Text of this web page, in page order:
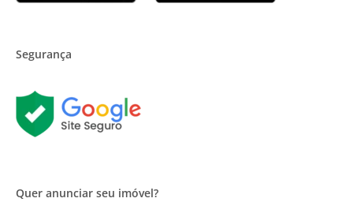
Segurança
Quer anunciar seu imóvel?